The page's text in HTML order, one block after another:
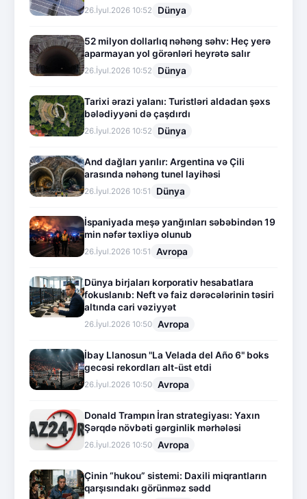
26.İyul.2026 10:52 Dünya
52 milyon dollarlıq nəhəng səhv: Heç yerə
aparmayan yol görənləri heyrətə salır
26.İyul.2026 10:52 Dünya
Tarixi ərazi yalanı: Turistləri aldadan şəxs
bələdiyyəni də çaşdırdı
26.İyul.2026 10:52 Dünya
And dağları yarılır: Argentina və Çili
arasında nəhəng tunel layihəsi
26.İyul.2026 10:51 Dünya
İspaniyada meşə yanğınları səbəbindən 19
min nəfər təxliyə olunub
26.İyul.2026 10:51 Avropa
Dünya birjaları korporativ hesabatlara
fokuslanıb: Neft və faiz dərəcələrinin təsiri
altında cari vəziyyət
26.İyul.2026 10:50 Avropa
İbay Llanosun "La Velada del Año 6" boks
gecəsi rekordları alt-üst etdi
26.İyul.2026 10:50 Avropa
Donald Trampın İran strategiyası: Yaxın
Şərqdə növbəti gərginlik mərhələsi
26.İyul.2026 10:50 Avropa
Çinin “hukou” sistemi: Daxili miqrantların
qarşısındakı görünməz sədd